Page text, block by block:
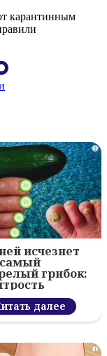
карантинным
i
исчезнет
грибок:
далее
i